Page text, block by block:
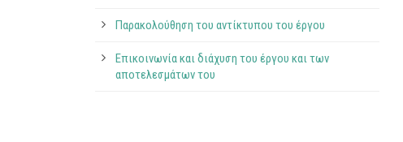
Παρακολούθηση του αντίκτυπου του έργου
Επικοινωνία και διάχυση του έργου και των
αποτελεσμάτων του